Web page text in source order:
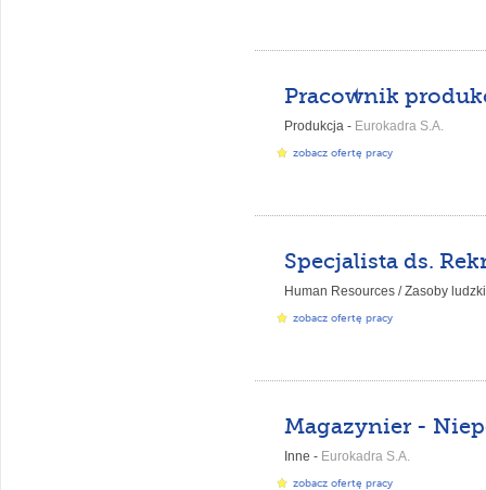
Produkcja - Eurokadra S.A.
zobacz ofertę pracy
Human Resources / Zasoby
zobacz ofertę pracy
Magazynier -
Inne - Eurokadra S.A.
zobacz ofertę pracy